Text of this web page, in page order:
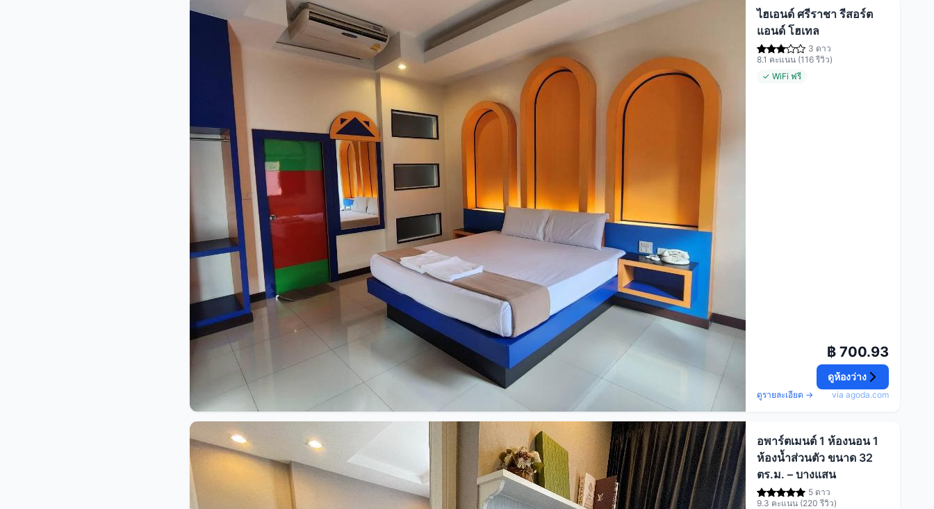
ไฮเอนด์ ศรีราชา รีสอร์ต
แอนด์ โฮเทล
3 ดาว
8.1 คะแนน (116 รีวิว)
✓ WiFi ฟรี
ดูรายละเอียด →
฿ 700.93
ดูห้องว่าง
via agoda.com
อพาร์ตเมนต์ 1 ห้องนอน 1
ห้องน้ำส่วนตัว ขนาด 32
ตร.ม. – บางแสน
5 ดาว
9.3 คะแนน (220 รีวิว)